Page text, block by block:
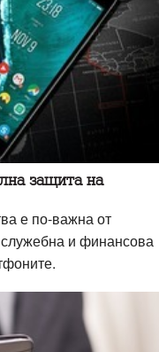
защита на
е по-важна от
служебна и финансова